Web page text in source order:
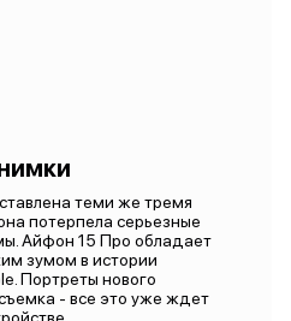
теми же тремя
потерпела серьезные
Айфон 15 Про обладает
зумом в истории
Портреты нового
- все это уже ждет